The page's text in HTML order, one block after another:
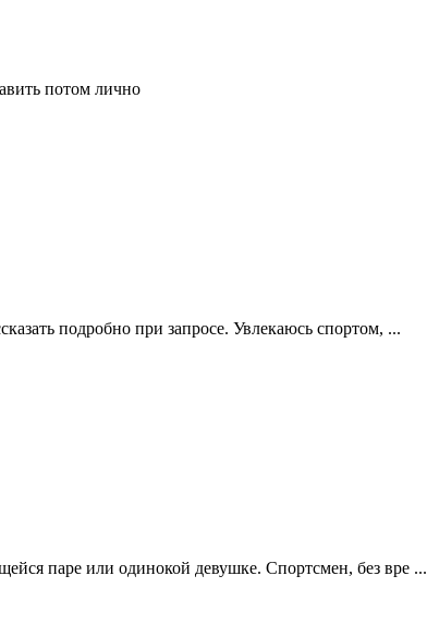
потом лично
подробно при запросе. Увлекаюсь спортом, ...
паре или одинокой девушке. Спортсмен, без вре ...